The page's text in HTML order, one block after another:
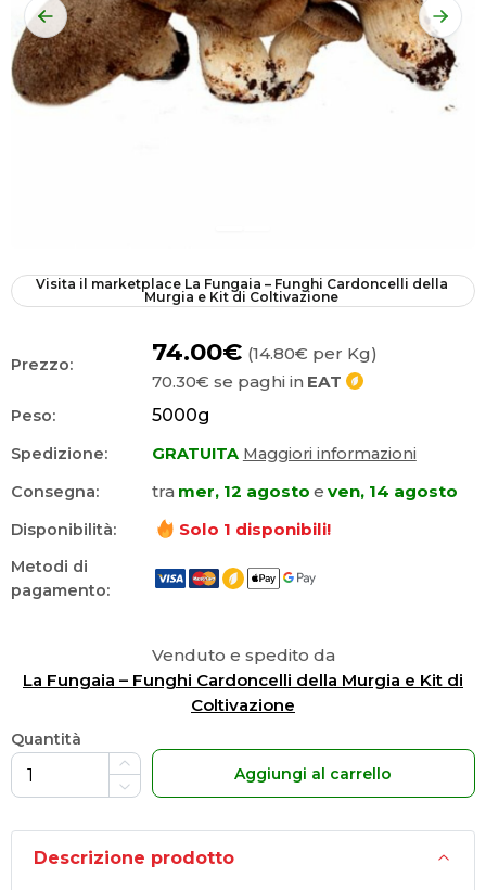
Visita il marketplace La Fungaia – Funghi Cardoncelli della
Murgia e Kit di Coltivazione
Prezzo: 74.00€ (14.80€ per Kg)
70.30€ se paghi in EAT
Peso: 5000g
Spedizione: GRATUITA Maggiori informazioni
Consegna:
tra mer, 12 agosto e ven, 14 agosto
Disponibilità: Solo 1 disponibili!
Metodi di
pagamento:
Venduto e spedito da
La Fungaia – Funghi Cardoncelli della Murgia e Kit di
Coltivazione
Quantità
Aggiungi al carrello
Descrizione prodotto